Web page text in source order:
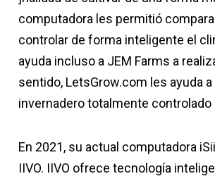
computadora les permitió
controlar de forma inteligente el
ayuda incluso a JEM Farms a
sentido, LetsGrow.com les ayuda
invernadero totalmente controlado
En 2021, su actual computadora
IIVO. IIVO ofrece tecnología